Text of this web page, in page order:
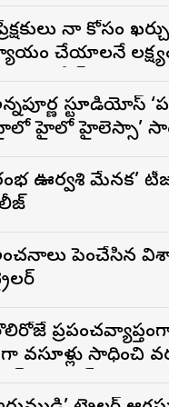
నా కోసం
చేయాలనే
స్టూడియోస్
హైలో హైలెస్సా’
ఊర్వశి మేనక’
పెంచేసిన
ప్రపంచవ్యాప్తంగా
వసూళ్లు సాధించి